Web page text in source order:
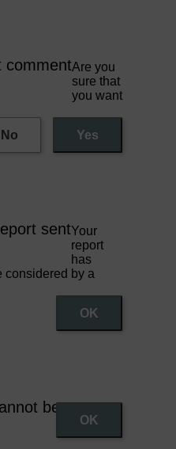
commentAre you
sure that
you want
No
Yes
sentYour
report
has
considered by a
OK
be sent
OK